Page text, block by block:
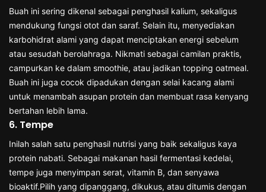
Buah ini sering dikenal sebagai penghasil kalium, sekaligus
mendukung fungsi otot dan saraf. Selain itu, menyediakan
karbohidrat alami yang dapat menciptakan energi sebelum
atau sesudah berolahraga. Nikmati sebagai camilan praktis,
campurkan ke dalam smoothie, atau jadikan topping oatmeal.
Buah ini juga cocok dipadukan dengan selai kacang alami
untuk menambah asupan protein dan membuat rasa kenyang
bertahan lebih lama.
6. Tempe
Inilah salah satu penghasil nutrisi yang baik sekaligus kaya
protein nabati. Sebagai makanan hasil fermentasi kedelai,
tempe juga menyimpan serat, vitamin B, dan senyawa
bioaktif.Pilih yang dipanggang, dikukus, atau ditumis dengan